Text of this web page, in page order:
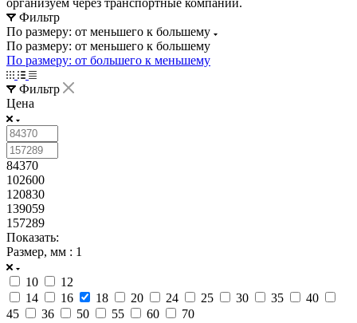
Фильтр
По размеру: от меньшего к большему
По размеру: от меньшего к большему
По размеру: от большего к меньшему
Фильтр
Цена
84370
102600
120830
139059
157289
Показать:
Размер, мм : 1
10
12
14
16 18 20 24 25 30 35
40
45
36 50 55 60
70